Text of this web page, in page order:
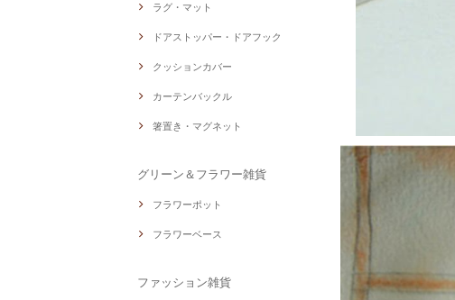
ラグ・マット
ドアストッパー・ドアフック
クッションカバー
カーテンバックル
箸置き・マグネット
グリーン＆フラワー雑貨
フラワーポット
フラワーベース
ファッション雑貨